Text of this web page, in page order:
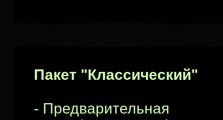
Пакет "Классический"
- Предварительная